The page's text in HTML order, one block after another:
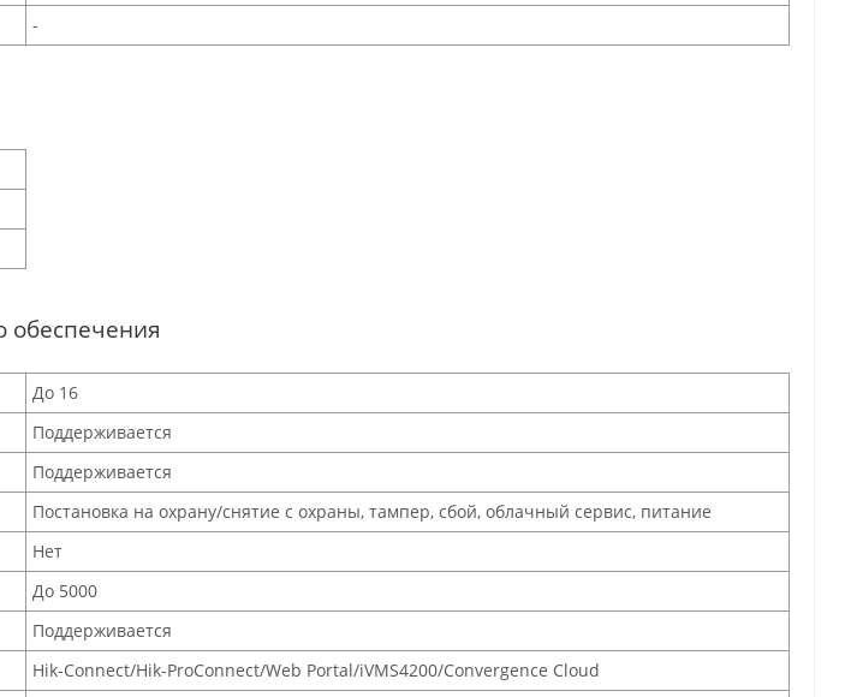
-
До 16
Поддерживается
Поддерживается
Постановка на охрану/снятие с охраны, тампер, сбой, облачный сервис, питание
Нет
До 5000
Поддерживается
Hik-Connect/Hik-ProConnect/Web Portal/iVMS4200/Convergence Cloud